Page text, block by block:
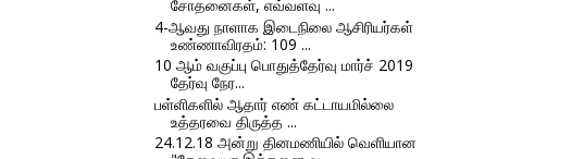
சோதனைகள், எவ்வளவு ...
4-ஆவது நாளாக இடைநிலை ஆசிரியர்கள்
உண்ணாவிரதம்: 109 ...
10 ஆம் வகுப்பு பொதுத்தேர்வு மார்ச் 2019
தேர்வு நேர...
பள்ளிகளில் ஆதார் எண் கட்டாயமில்லை
உத்தரவை திருத்த ...
24.12.18 அன்று தினமணியில் வெளியான